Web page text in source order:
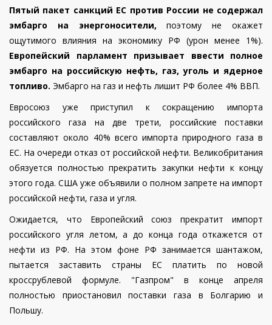
Пятый пакет санкций ЕС против России не содержал
эмбарго на энергоносители, поэтому не окажет
ощутимого влияния на экономику РФ (урон менее 1%).
Европейский парламент призывает ввести полное
эмбарго на российскую нефть, газ, уголь и ядерное
топливо. Эмбарго на газ и нефть лишит РФ более 4% ВВП.
Евросоюз уже приступил к сокращению импорта
российского газа на две трети, российские поставки
составляют около 40% всего импорта природного газа в
ЕС. На очереди отказ от российской нефти. Великобритания
обязуется полностью прекратить закупки нефти к концу
этого года. США уже объявили о полном запрете на импорт
российской нефти, газа и угля.
Ожидается, что Европейский союз прекратит импорт
российского угля летом, а до конца года откажется от
нефти из РФ. На этом фоне РФ занимается шантажом,
пытается заставить страны ЕС платить по новой
кроссрублевой формуле. "Газпром" в конце апреля
полностью приостановил поставки газа в Болгарию и
Польшу.